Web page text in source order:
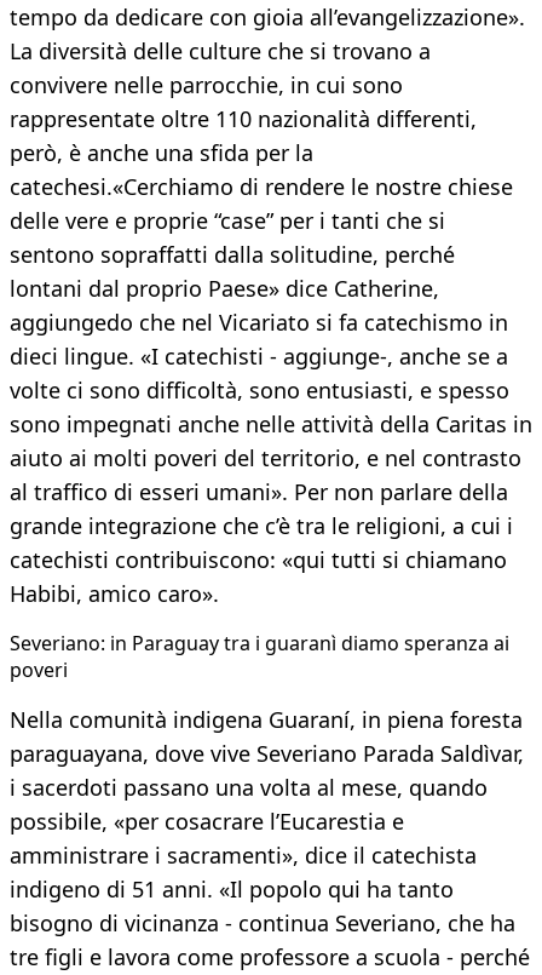
tempo da dedicare con gioia all’evangelizzazione».
La diversità delle culture che si trovano a
convivere nelle parrocchie, in cui sono
rappresentate oltre 110 nazionalità differenti,
però, è anche una sfida per la
catechesi.«Cerchiamo di rendere le nostre chiese
delle vere e proprie “case” per i tanti che si
sentono sopraffatti dalla solitudine, perché
lontani dal proprio Paese» dice Catherine,
aggiungedo che nel Vicariato si fa catechismo in
dieci lingue. «I catechisti - aggiunge-, anche se a
volte ci sono difficoltà, sono entusiasti, e spesso
sono impegnati anche nelle attività della Caritas in
aiuto ai molti poveri del territorio, e nel contrasto
al traffico di esseri umani». Per non parlare della
grande integrazione che c’è tra le religioni, a cui i
catechisti contribuiscono: «qui tutti si chiamano
Habibi, amico caro».
Severiano: in Paraguay tra i guaranì diamo speranza ai
poveri
Nella comunità indigena Guaraní, in piena foresta
paraguayana, dove vive Severiano Parada Saldìvar,
i sacerdoti passano una volta al mese, quando
possibile, «per cosacrare l’Eucarestia e
amministrare i sacramenti», dice il catechista
indigeno di 51 anni. «Il popolo qui ha tanto
bisogno di vicinanza - continua Severiano, che ha
tre figli e lavora come professore a scuola - perché